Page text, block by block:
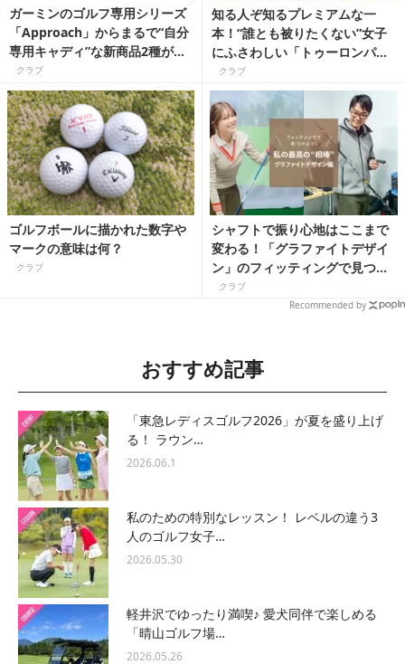
ガーミンのゴルフ専用シリーズ
「Approach」からまるで“自分
専用キャディ”な新商品2種が発
売！
クラブ
知る人ぞ知るプレミアムな一
本！“誰とも被りたくない”女子
にふさわしい「トゥーロンパタ
ー」がゴルフスタイルを格上げ
クラブ
ゴルフボールに描かれた数字や
マークの意味は何？
クラブ
シャフトで振り心地はここまで
変わる！「グラファイトデザイ
ン」のフィッティングで見つけ
た、振り抜きやすいアイアンシ
クラブ
Recommended by
おすすめ記事
「東急レディスゴルフ2026」が夏を盛り上げ
る！ ラウン…
2026.06.1
私のための特別なレッスン！ レベルの違う3
人のゴルフ女子…
2026.05.30
軽井沢でゆったり満喫♪ 愛犬同伴で楽しめる
「晴山ゴルフ場…
2026.05.26